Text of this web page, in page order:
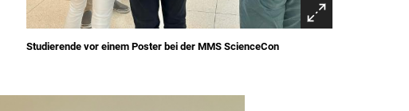
Studierende vor einem Poster bei der MMS ScienceCon